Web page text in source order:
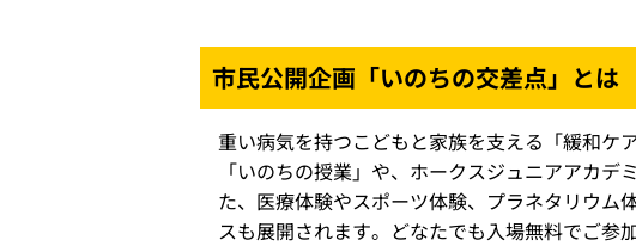
市民公開企画「いのちの交差点」とは
重い病気を持つこどもと家族を支える「緩和ケ
「いのちの授業」や、ホークスジュニアアカ
た、医療体験やスポーツ体験、プラネタリウム
スも展開されます。どなたでも入場無料でご参